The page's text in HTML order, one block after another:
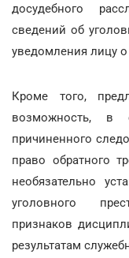
досудебного
сведений об
уведомления лицу
Кроме того,
возможность, в
причиненного
право обратного
необязательно
уголовного
признаков
результатам